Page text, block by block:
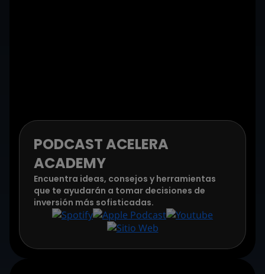
PODCAST ACELERA
ACADEMY
Encuentra ideas, consejos y herramientas
que te ayudarán a tomar decisiones de
inversión más sofisticadas.